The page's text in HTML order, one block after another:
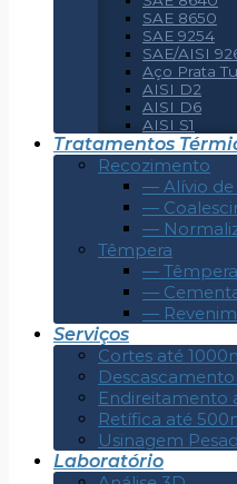
SAE 8650
SAE 9254
SAE/AISI
Aço Prata
AISI D2
AISI D6
AISI S1
Tratamentos
Recozimento
— Alívio de
—
—
Têmpera
—
—
—
Serviços
Cortes até
Endireitamento
Retífica até
Usinagem
Laboratório